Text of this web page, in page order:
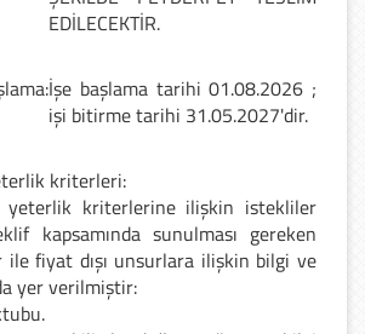
EDİLECEKTİR.
:İşe başlama tarihi 01.08.2026 ;
işi bitirme tarihi 31.05.2027'dir.
kriterleri:
yeterlik kriterlerine ilişkin istekliler
kapsamında sunulması gereken
ile fiyat dışı unsurlara ilişkin bilgi ve
yer verilmiştir: